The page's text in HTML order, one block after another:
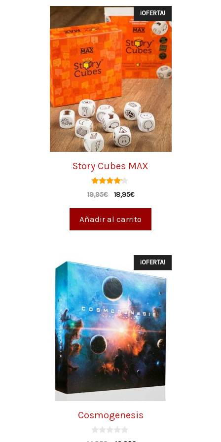
¡OFERTA!
Story Cubes MAX
4.00
de 5
19,95€ 18,95€
Añadir al carrito
¡OFERTA!
Cosmogenesis
0